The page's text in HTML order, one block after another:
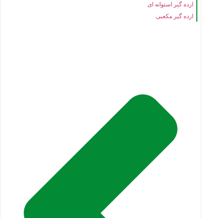
ارده گیر استوانه ای
ارده گیر مکعبی